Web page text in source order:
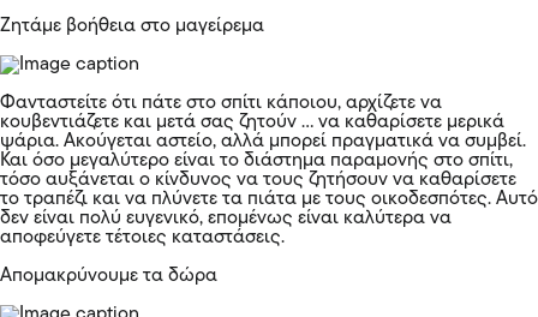
Ζητάμε βοήθεια στο μαγείρεμα
Φανταστείτε ότι πάτε στο σπίτι κάποιου, αρχίζετε να
κουβεντιάζετε και μετά σας ζητούν … να καθαρίσετε μερικά
ψάρια. Ακούγεται αστείο, αλλά μπορεί πραγματικά να συμβεί.
Και όσο μεγαλύτερο είναι το διάστημα παραμονής στο σπίτι,
τόσο αυξάνεται ο κίνδυνος να τους ζητήσουν να καθαρίσετε
το τραπέζι και να πλύνετε τα πιάτα με τους οικοδεσπότες. Αυτό
δεν είναι πολύ ευγενικό, επομένως είναι καλύτερα να
αποφεύγετε τέτοιες καταστάσεις.
Απομακρύνουμε τα δώρα